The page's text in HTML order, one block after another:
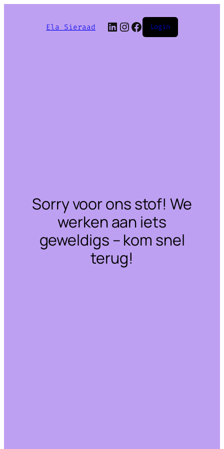
Ela Sieraad LinkedIn
Instagram
Facebook
Login
Sorry voor ons stof! We
werken aan iets
geweldigs – kom snel
terug!